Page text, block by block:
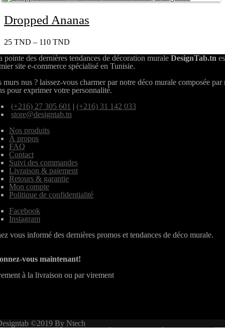
Dropped Ananas
25 TND – 110 TND
pointe des dernières tendances de décoration murale DesignTab.tn
site e-commerce spécialisé en Tunisie.
murs nus ? laissez-vous charmer par notre déco murale composée par
pour exprimer votre personnalité.
(+216) 27 305 601 | (+216) 31 142 033
store@designtab.tn
Nos produits
À propos
FAQ
Contact
Suivi des commandes
Livraison & paiement
Retours & garantie
Mon compte
Politique de confidentialité
Facebook
Instagram
vous informé des dernières promos et tendances de déco murale.
vous maintenant!
à la livraison ou par virement
©2019 By Ntech